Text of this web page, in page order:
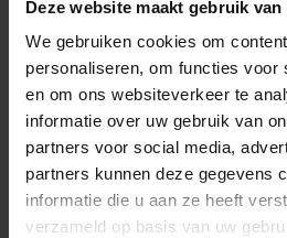
Deze website maakt gebruik van
We gebruiken cookies om
personaliseren, om functies voor
en om ons websiteverkeer te
informatie over uw gebruik van
partners voor social media,
partners kunnen deze gegevens
informatie die u aan ze heeft
verzameld op basis van uw
Terug naar vorige pagina
Dé specialist podiumtechniek; van schets
Kleine Tocht 32 1507 CA
Zaandam
+
info@podiumtechniek.nl